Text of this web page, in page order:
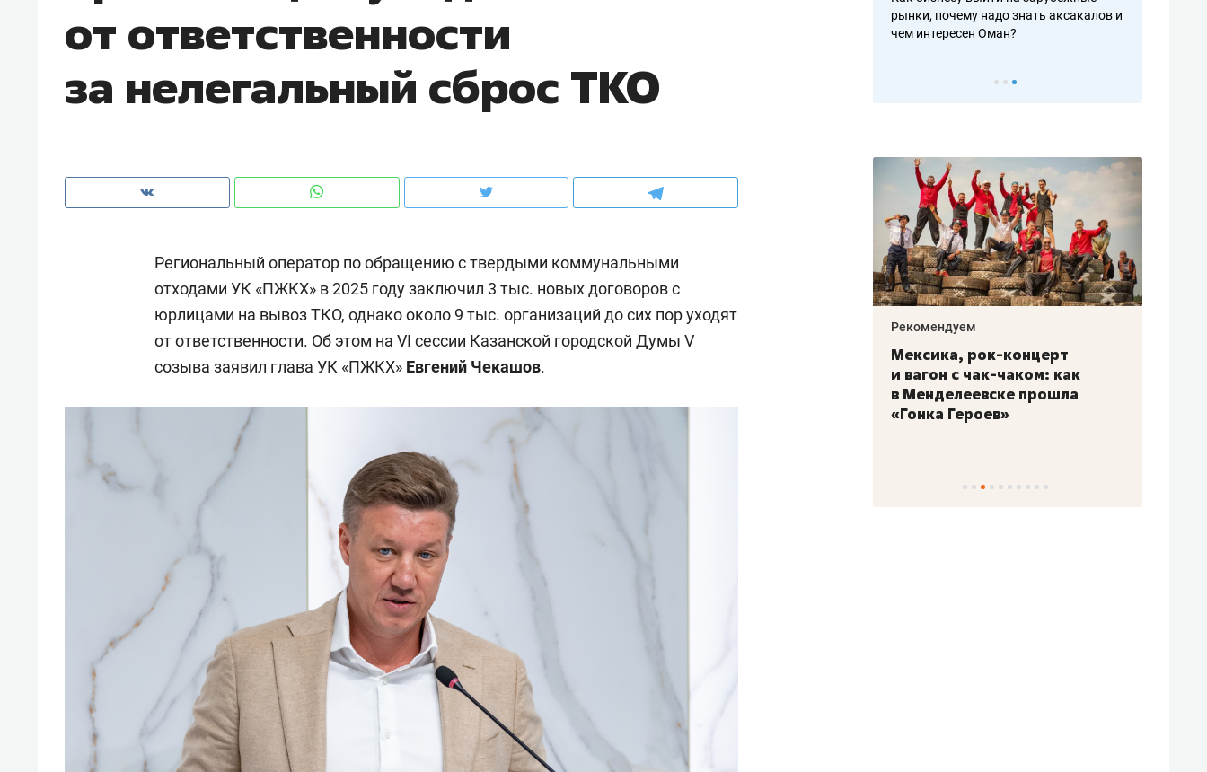
от ответственности
за нелегальный сброс ТКО
Региональный оператор по обращению с твердыми коммунальными
отходами УК «ПЖКХ» в 2025 году заключил 3 тыс. новых договоров с
юрлицами на вывоз ТКО, однако около 9 тыс. организаций до сих пор уходят
от ответственности. Об этом на VI сессии Казанской городской Думы V
созыва заявил глава УК «ПЖКХ» Евгений Чекашов.
чем интересен Оман?
клиентах и чудных запросах мастеров
рынки, почему надо знать аксакалов и
чем интересен Оман?
создают оазис жилого
Рекомендуем
150 камер до квартиры и Face
ID вместо ключа: какой будет
Рекомендуем
Опыт выживания в дикой
Рекомендуем
Мексика, рок-концерт
и вагон с чак-чаком: как
в Менделеевске прошла
«Гонка Героев»